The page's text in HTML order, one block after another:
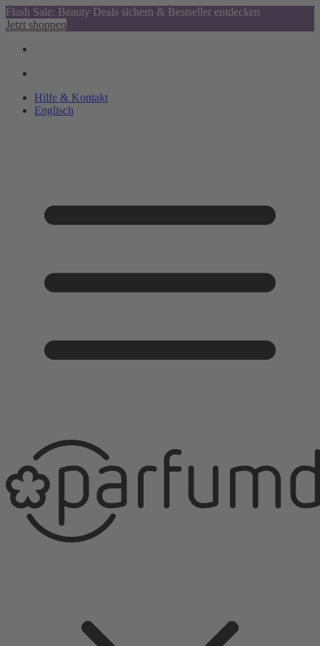
Flash Sale: Beauty Deals sichern & Bestseller entdecken
Jetzt shoppen
Hilfe & Kontakt
Englisch